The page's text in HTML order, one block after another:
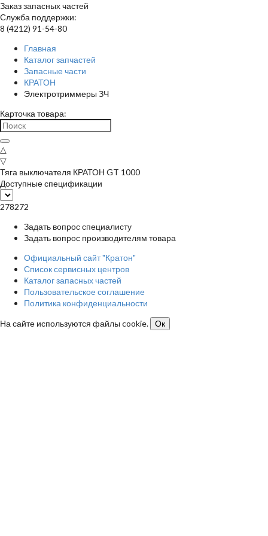
Заказ запасных частей
Служба поддержки:
8 (4212) 91-54-80
Главная
Каталог запчастей
Запасные части
КРАТОН
Электротриммеры ЗЧ
Карточка товара:
△
▽
Тяга выключателя КРАТОН GT 1000
Доступные спецификации
278272
Задать вопрос специалисту
Задать вопрос производителям товара
Официальный сайт "Кратон"
Список сервисных центров
Каталог запасных частей
Пользовательское соглашение
Политика конфиденциальности
На сайте используются файлы cookie.
Ок